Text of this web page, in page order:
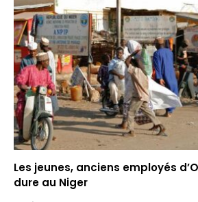
Les jeunes, anciens employés
dure au Niger